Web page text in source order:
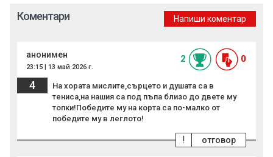
Коментари Напиши коментар
анонимен
23:15 | 13 май 2026 г.
2 0
4
На хората мислите,сърцето и душата са в
тениса,на нашия са под пъпа близо до двете му
топки!Победите му на корта са по-малко от
победите му в леглото!
отговор
!